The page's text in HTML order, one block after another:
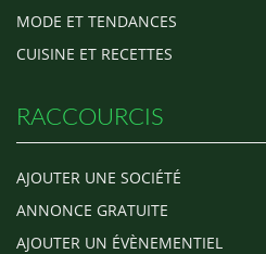
MODE ET TENDANCES
CUISINE ET RECETTES
RACCOURCIS
AJOUTER UNE SOCIÉTÉ
ANNONCE GRATUITE
AJOUTER UN ÉVÈNEMENTIEL